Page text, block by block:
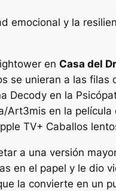
emocional y la
en Casa del
se unieran a las filas
Decody en la
Art3mis en la película
TV+ Caballos
a una versión
en el papel y le dio
la convierte en un